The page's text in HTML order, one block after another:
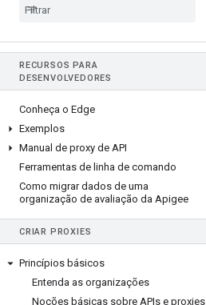
RECURSOS PARA
DESENVOLVEDORES
Conheça o Edge
Exemplos
Manual de proxy de API
Ferramentas de linha de comando
Como migrar dados de uma
organização de avaliação da Apigee
CRIAR PROXIES
Princípios básicos
Entenda as organizações
Noções básicas sobre APIs e proxies